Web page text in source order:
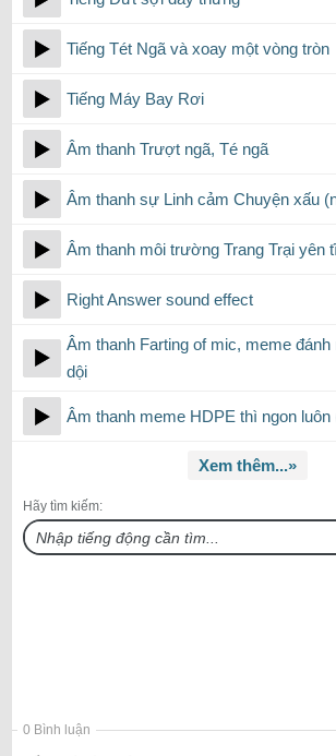
Tiếng Tét Ngã và xoay một vòng tròn
Tiếng Máy Bay Rơi
Âm thanh Trượt ngã, Té ngã
Âm thanh sự Linh cảm Chuyện xấu
Âm thanh môi trường Trang Trại yên
Right Answer sound effect
Âm thanh Farting of mic, meme đánh
dội
Âm thanh meme HDPE thì ngon luôn
Xem thêm...»
Hãy tìm kiếm:
0 Bình luận